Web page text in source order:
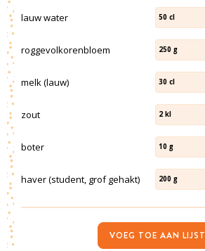
lauw water 50 cl
roggevolkorenbloem 250 g
melk (lauw) 30 cl
zout 2 kl
boter 10 g
haver (student, grof gehakt) 200 g
VOEG TOE AAN LIJST